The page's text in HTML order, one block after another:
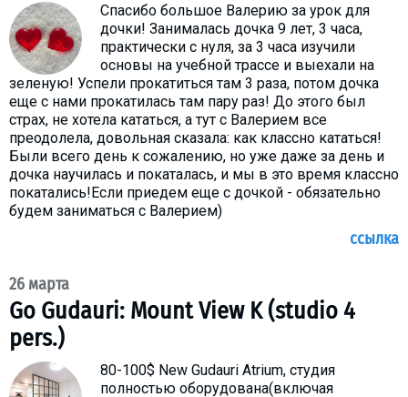
Спасибо большое Валерию за урок для
дочки! Занималась дочка 9 лет, 3 часа,
практически с нуля, за 3 часа изучили
основы на учебной трассе и выехали на
зеленую! Успели прокатиться там 3 раза, потом дочка
еще с нами прокатилась там пару раз! До этого был
страх, не хотела кататься, а тут с Валерием все
преодолела, довольная сказала: как классно кататься!
Были всего день к сожалению, но уже даже за день и
дочка научилась и покаталась, и мы в это время классно
покатались!Если приедем еще с дочкой - обязательно
будем заниматься с Валерием)
ссылка
26 марта
Go Gudauri: Mount View K (studio 4
pers.)
80-100$ New Gudauri Atrium, студия
полностью оборудована(включая